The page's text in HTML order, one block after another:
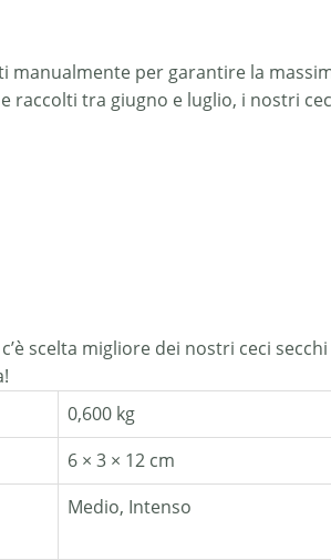
manualmente per garantire la
raccolti tra giugno e luglio, i nostri
scelta migliore dei nostri ceci
0,600 kg
6 × 3 × 12 cm
Medio, Intenso